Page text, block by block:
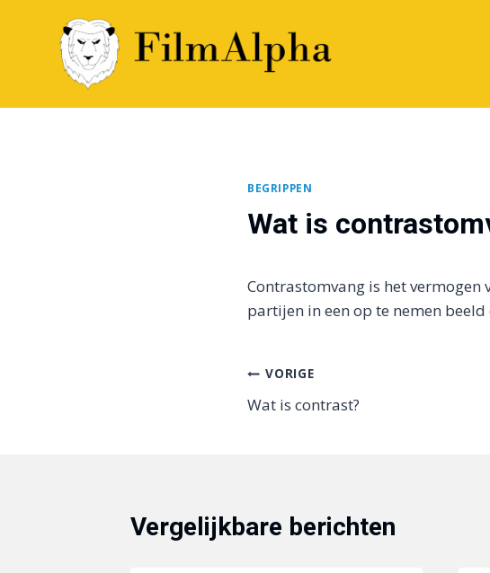
BEGRIPPEN
Wat is
Contrastomvang is het
partijen in een op te nemen
Bericht
navigatie
VORIGE
Wat is contrast?
Vergelijkbare berichten